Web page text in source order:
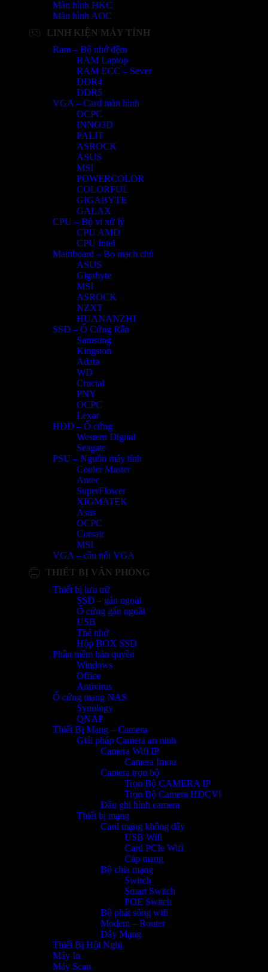
Màn hình HKC
Màn hình AOC
LINH KIỆN MÁY TÍNH
Ram – Bộ nhớ đệm
RAM Laptop
RAM ECC – Sever
DDR4
DDR5
VGA – Card màn hình
OCPC
INNO3D
PALIT
ASROCK
ASUS
MSI
POWERCOLOR
COLORFUL
GIGABYTE
GALAX
CPU – Bộ vi xử lý
CPU AMD
CPU Intel
Mainboard – Bo mạch chủ
ASUS
Gigabyte
MSI
ASROCK
NZXT
HUANANZHI
SSD – Ổ Cứng Rắn
Samsung
Kingston
Adata
WD
Crucial
PNY
OCPC
Lexar
HDD – Ổ cứng
Western Digital
Seagate
PSU – Nguồn máy tính
Cooler Master
Antec
SuperFlower
XIGMATEK
Asus
OCPC
Corsair
MSI
VGA – cầu nối VGA
THIẾT BỊ VĂN PHÒNG
Thiết bị lưu trữ
SSD – gắn ngoài
Ổ cứng gắn ngoài
USB
Thẻ nhớ
Hộp BOX SSD
Phần mềm bản quyền
Windows
Office
Antivirus
Ổ cứng mạng NAS
Synology
QNAP
Thiết Bị Mạng – Camera
Giải pháp Camera an ninh
Camera Wifi IP
Camera Imou
Camera trọn bộ
Trọn Bộ CAMERA IP
Trọn Bộ Camera HDCVI
Đầu ghi hình camera
Thiết bị mạng
Card mạng không dây
USB Wifi
Card PCIe Wifi
Cáp mạng
Bộ chia mạng
Switch
Smart Switch
POE Switch
Bộ phát sóng wifi
Modem – Router
Dây Mạng
Thiết Bị Hội Nghị
Máy In
Máy Scan